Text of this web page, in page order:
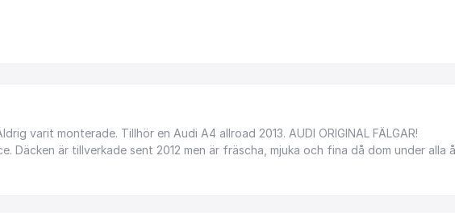
varit monterade. Tillhör en Audi A4 allroad 2013. AUDI ORIGINAL FÄLGAR!
Däcken är tillverkade sent 2012 men är fräscha, mjuka och fina då dom under alla